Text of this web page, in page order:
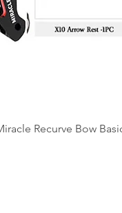
Recurve Bow